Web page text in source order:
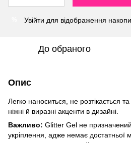
Увійти для відображення
До обраного
Опис
Легко наноситься, не розтікається
ніжні й виразні акценти в дизайні.
Важливо: Glitter Gel не
укріплення, адже немає достатньої